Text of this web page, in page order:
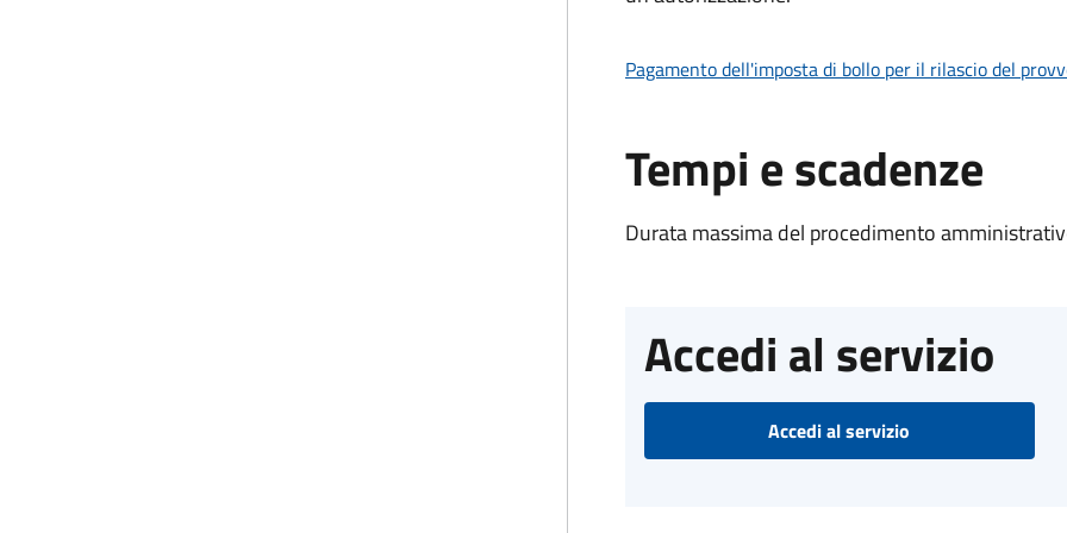
Pagamento dell'imposta di bollo per il rilascio del
Tempi e scadenze
Durata massima del procedimento
Accedi al servizio
Accedi al servizio